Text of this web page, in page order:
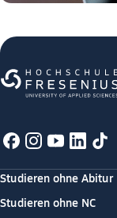
Studieren ohne Abitur
Studieren ohne NC